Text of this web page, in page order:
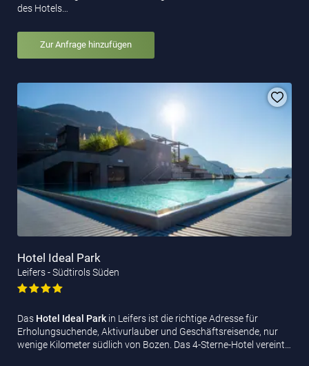
des Hotels…
Zur Anfrage hinzufügen
Hotel Ideal Park
Leifers - Südtirols Süden
Das Hotel Ideal Park in Leifers ist die richtige Adresse für
Erholungsuchende, Aktivurlauber und Geschäftsreisende, nur
wenige Kilometer südlich von Bozen. Das 4-Sterne-Hotel vereint…